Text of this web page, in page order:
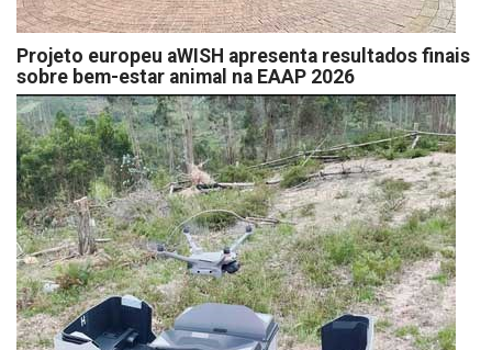
Projeto europeu aWISH apresenta resultados finais
sobre bem-estar animal na EAAP 2026